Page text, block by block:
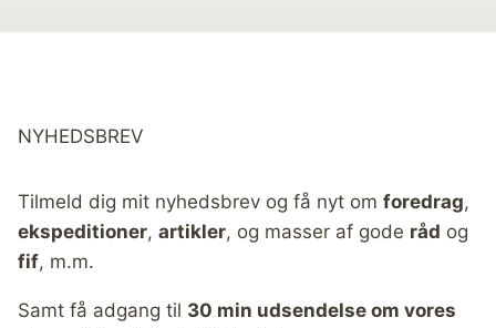
NYHEDSBREV
Tilmeld dig mit nyhedsbrev og få nyt om foredrag,
ekspeditioner, artikler, og masser af gode råd og
fif, m.m.
Samt få adgang til 30 min udsendelse om vores